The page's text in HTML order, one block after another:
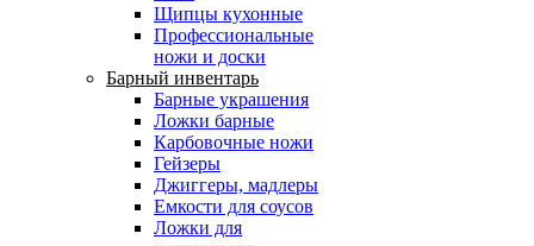
Щипцы кухонные
Профессиональные
ножи и доски
Барный инвентарь
Барные украшения
Ложки барные
Карбовочные ножи
Гейзеры
Джиггеры, мадлеры
Емкости для соусов
Ложки для